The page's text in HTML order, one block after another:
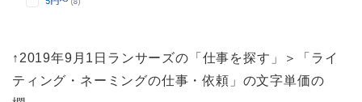
↑2019年9月1日ランサーズの「仕事を探す」＞「ライ
ティング・ネーミングの仕事・依頼」の文字単価の